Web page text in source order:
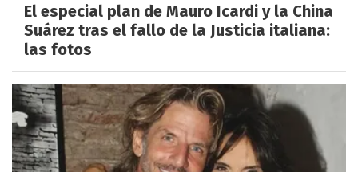
El especial plan de Mauro Icardi y la China
Suárez tras el fallo de la Justicia italiana:
las fotos